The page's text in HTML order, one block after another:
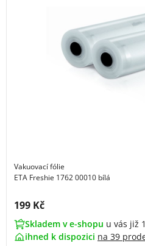
Vakuovací fólie
ETA Freshie 1762 00010 bílá
Cena s DPH:
199 Kč
Skladem v e-shopu u vás již
ihned k dispozici na 39